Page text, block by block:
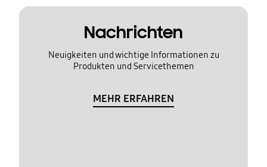
Nachrichten
Neuigkeiten und wichtige Informationen zu
Produkten und Servicethemen
MEHR ERFAHREN